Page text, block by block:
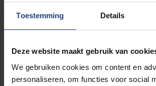
Toestemming Details
Deze website maakt gebruik van
We gebruiken cookies om content en
personaliseren, om functies voor social